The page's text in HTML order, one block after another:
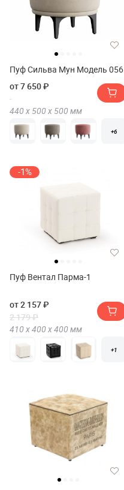
Пуф Сильва Мун Модель 056
от 7 650 ₽
440 х 500 х 500 мм
+6
-1%
Пуф Вентал Парма-1
от 2 157 ₽
2 179 ₽
410 х400 х400 мм
+1